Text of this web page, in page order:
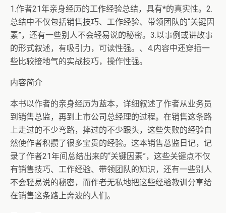
1.作者21年亲身经历的工作经验总结，具有*的真实性。2.
总结中不仅包括销售技巧、工作经验、带领团队的“关键因
素”，还有一些别人不会轻易说的秘密。3.以事例或讲故事
的形式叙述，有吸引力，可读性强。、4.内容中还穿插一
些比较接地气的实战技巧，操作性强。
内容简介
本书以作者的亲身经历为蓝本，详细叙述了作者从业务员
到销售总监，再到上市公司总经理的过程。在销售这条路
上走过的不少弯路，摔过的不少跟头，这些失败的经验自
然使作者积攒了很多宝贵的经验。这本销售总监日记，记
录了作者21年间总结出来的“关键因素”，这些关键点不仅
有销售技巧、工作经验、带领团队的知识，还有一些别人
不会轻易说的秘密，而作者无私地把这些经验教训分享给
在销售这条路上奔波的人们。